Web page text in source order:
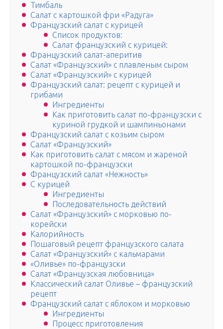
Тимбаль
Салат с картошкой фри «Радуга»
Французский салат с курицей
Список продуктов:
Салат французский с курицей:
Французский салат-аперитив
Салат «Французский» с плавленым сыром
Салат «Французский» с курицей
Французский салат: рецепт с курицей и
грибами
Ингредиенты
Как приготовить салат по-французски с
куриной грудкой и шампиньонами
Французский салат с козьим сыром
Салат «Французский»
Как приготовить салат с мясом и жареной
картошкой по-французски
Французский салат «Нежность»
С курицей
Ингредиенты
Последовательность действий
Салат «Французский» с морковью по-
корейски
Калорийность
Пошаговый рецепт французского салата
Салат «Французский» с кальмарами
«Оливье» по-французски
Салат «Французская любовница»
Классический салат Оливье – французский
рецепт
Французский салат с яблоком и морковью
Ингредиенты
Процесс приготовления